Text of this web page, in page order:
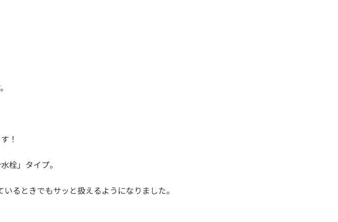
！
栓」タイプ。
るときでもサッと扱えるようになりました。